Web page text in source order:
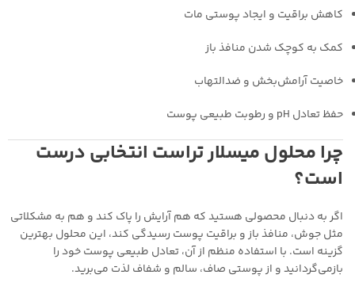
کاهش براقیت و ایجاد پوستی مات
کمک به کوچک شدن منافذ باز
خاصیت آرامش‌بخش و ضدالتهاب
حفظ تعادل pH و رطوبت طبیعی پوست
چرا محلول میسلار تراست انتخابی درست
است؟
اگر به دنبال محصولی هستید که هم آرایش را پاک کند و هم به مشکلاتی
مثل جوش، منافذ باز و براقیت پوست رسیدگی کند، این محلول بهترین
گزینه است. با استفاده منظم از آن، تعادل طبیعی پوست خود را
بازمی‌گردانید و از پوستی صاف، سالم و شفاف لذت می‌برید.